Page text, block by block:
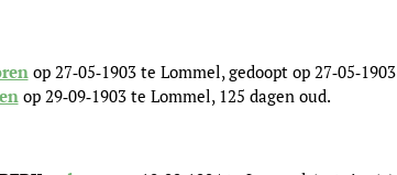
op 27‑05‑1903 te Lommel, gedoopt op
op 29‑09‑1903 te Lommel, 125 dagen oud.